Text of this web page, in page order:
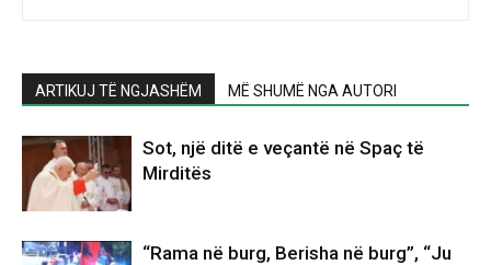
ARTIKUJ TË NGJASHËM MË SHUMË NGA AUTORI
Sot, një ditë e veçantë në Spaç të
Mirditës
“Rama në burg, Berisha në burg”, “Ju